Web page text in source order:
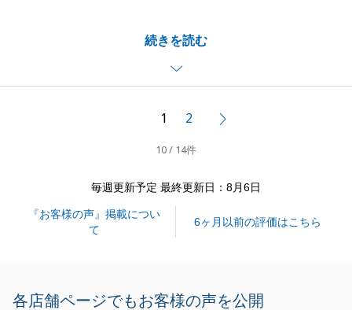
続きを読む
ただき無事進められることができました。
改めて、多大なるご協力に大変感謝申し上げます。
今後もお困り事がございましたらお気軽にお申し付け
1 2
10 / 14件
毎週更新予定 最終更新日：8月6日
『お客様の声』掲載につい
て
6ヶ月以前の評価はこちら
各店舗ページでもお客様の声を公開